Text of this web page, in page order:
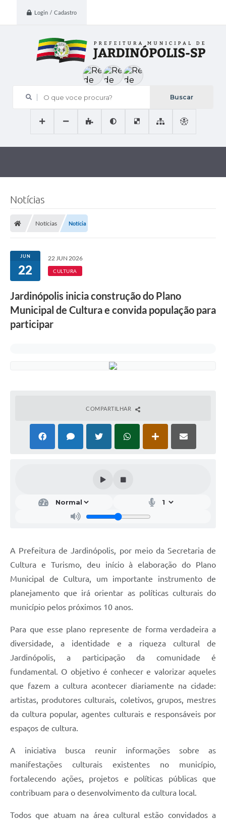
Login / Cadastro
O que voce procura?
Notícias
Notícias Notícia
JUN
22
22 JUN 2026
CULTURA
Jardinópolis inicia construção do Plano
Municipal de Cultura e convida população para
participar
COMPARTILHAR
A Prefeitura de Jardinópolis, por meio da Secretaria de
Cultura e Turismo, deu início à elaboração do Plano
Municipal de Cultura, um importante instrumento de
planejamento que irá orientar as políticas culturais do
município pelos próximos 10 anos.
Para que esse plano represente de forma verdadeira a
diversidade, a identidade e a riqueza cultural de
Jardinópolis, a participação da comunidade é
fundamental. O objetivo é conhecer e valorizar aqueles
que fazem a cultura acontecer diariamente na cidade:
artistas, produtores culturais, coletivos, grupos, mestres
da cultura popular, agentes culturais e responsáveis por
espaços de cultura.
A iniciativa busca reunir informações sobre as
manifestações culturais existentes no município,
fortalecendo ações, projetos e políticas públicas que
contribuam para o desenvolvimento da cultura local.
Todos que atuam na área cultural estão convidados a